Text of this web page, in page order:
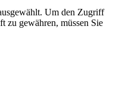
Um den Zugriff
zu gewähren, müssen Sie